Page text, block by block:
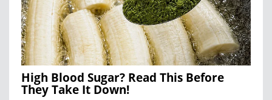
High Blood Sugar? Read This Before
They Take It Down!